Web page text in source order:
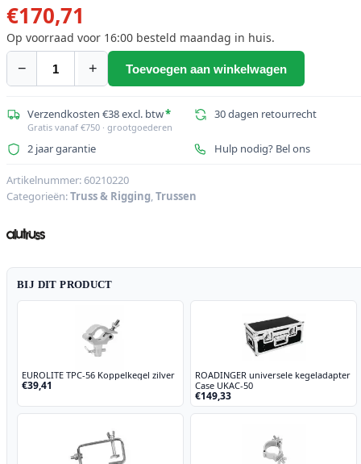
€170,71
Op voorraad voor 16:00 besteld maandag in huis.
−
ALUTRUSS
BQ2-
3000
2-
kruis
Beam
+ Toevoegen aan winkelwagen
Verzendkosten €38 excl. btw*
Gratis vanaf €750 · grootgoederen
30 dagen retourrecht
2 jaar garantie Hulp nodig? Bel ons
Artikelnummer:60210220
Categorieën:Truss & Rigging,Trussen
BIJ DIT PRODUCT
EUROLITE TPC-56 Koppelkegel zilver
€39,41
ROADINGER universele kegeladapter
Case UKAC-50
€149,33